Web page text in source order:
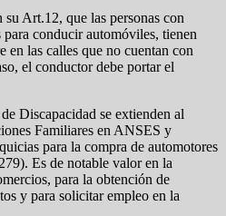
Art.12, que las personas con
conducir automóviles, tienen
en las calles que no cuentan con
el conductor debe portar el
Discapacidad se extienden al
Familiares en ANSES y
para la compra de automotores
Es de notable valor en la
para la obtención de
y para solicitar empleo en la